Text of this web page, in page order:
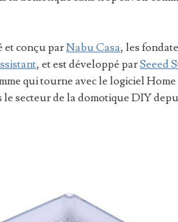
et conçu parNabu Casa, les
, et est développé parSeeed
qui tourne avec le logiciel
secteur de la domotique DIY